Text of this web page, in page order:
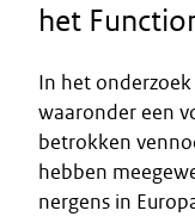
het
In het
waaronder een
betrokken
hebben
nergens in